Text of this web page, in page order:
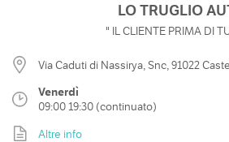
LO TRUGLIO
" IL CLIENTE PRIMA DI
Via Caduti di Nassirya, Snc, 91022
Venerdì
09:00 19:30 (continuato)
Altre info